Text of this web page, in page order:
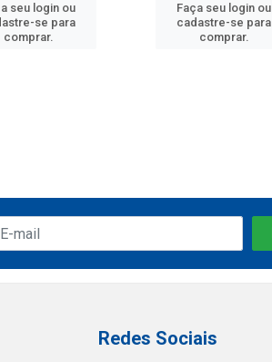
seu login ou
se para
comprar.
Faça seu login ou
cadastre-se para
comprar.
Redes Sociais